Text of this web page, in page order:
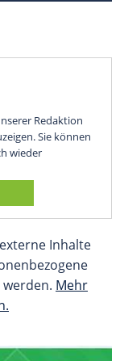
Redaktion
Sie können
wieder
Inhalte
Mehr